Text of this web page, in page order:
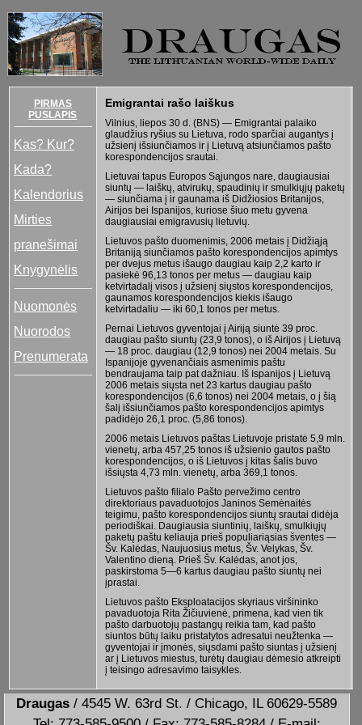
PIRMAS
PUSLAPIS
Kas? Kur?
Kada?
Kalendorius
Mirties
pranešimai
Knygynėlis
Nuomonės
Nuorodos
Prenumerata
Emigrantai rašo laiškus
Vilnius, liepos 30 d. (BNS) — Emigrantai palaiko
glaudžius ryšius su Lietuva, rodo sparčiai augantys į
užsienį išsiunčiamos ir į Lietuvą atsiunčiamos pašto
korespondencijos srautai.
Lietuvai tapus Europos Sąjungos nare, daugiausiai
siuntų — laiškų, atvirukų, spaudinių ir smulkiųjų paketų
— siunčiama į ir gaunama iš Didžiosios Britanijos,
Airijos bei Ispanijos, kuriose šiuo metu gyvena
daugiausiai emigravusių lietuvių.
Lietuvos pašto duomenimis, 2006 metais į Didžiąją
Britaniją siunčiamos pašto korespondencijos apimtys
per dvejus metus išaugo daugiau kaip 2,2 karto ir
pasiekė 96,13 tonos per metus — daugiau kaip
ketvirtadalį visos į užsienį siųstos korespondencijos,
gaunamos korespondencijos kiekis išaugo
ketvirtadaliu — iki 60,1 tonos per metus.
Pernai Lietuvos gyventojai į Airiją siuntė 39 proc.
daugiau pašto siuntų (23,9 tonos), o iš Airijos į Lietuvą
— 18 proc. daugiau (12,9 tonos) nei 2004 metais. Su
Ispanijoje gyvenančiais asmenimis paštu
bendraujama taip pat dažniau. Iš Ispanijos į Lietuvą
2006 metais siųsta net 23 kartus daugiau pašto
korespondencijos (6,6 tonos) nei 2004 metais, o į šią
šalį išsiunčiamos pašto korespondencijos apimtys
padidėjo 26,1 proc. (5,86 tonos).
2006 metais Lietuvos paštas Lietuvoje pristatė 5,9 mln.
vienetų, arba 457,25 tonos iš užsienio gautos pašto
korespondencijos, o iš Lietuvos į kitas šalis buvo
išsiųsta 4,73 mln. vienetų, arba 369,1 tonos.
Lietuvos pašto filialo Pašto pervežimo centro
direktoriaus pavaduotojos Janinos Semėnaitės
teigimu, pašto korespondencijos siuntų srautai didėja
periodiškai. Daugiausia siuntinių, laiškų, smulkiųjų
paketų paštu keliauja prieš populiariąsias šventes —
Šv. Kalėdas, Naujuosius metus, Šv. Velykas, Šv.
Valentino dieną. Prieš Šv. Kalėdas, anot jos,
paskirstoma 5—6 kartus daugiau pašto siuntų nei
įprastai.
Lietuvos pašto Eksploatacijos skyriaus viršininko
pavaduotoja Rita Žičiuvienė, primena, kad vien tik
pašto darbuotojų pastangų reikia tam, kad pašto
siuntos būtų laiku pristatytos adresatui neužtenka —
gyventojai ir įmonės, siųsdami pašto siuntas į užsienį
ar į Lietuvos miestus, turėtų daugiau dėmesio atkreipti
į teisingo adresavimo taisykles.
Draugas / 4545 W. 63rd St. / Chicago, IL 60629-5589